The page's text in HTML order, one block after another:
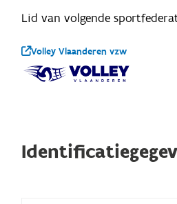
Lid van volgende
Volley Vlaanderen vzw